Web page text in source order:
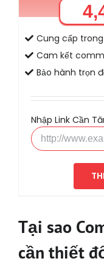
Cung cấp
Cam kết
Bảo hành trọn
Nhập Link Cần
Tại sao
cần thiết